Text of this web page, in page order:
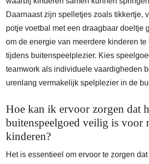
Daarnaast zijn spelletjes zoals tikkertje,
potje voetbal met een draagbaar doeltje
om de energie van meerdere kinderen te
tijdens buitenspeelplezier. Kies
teamwork als individuele vaardigheden
urenlang vermakelijk spelplezier in de
Hoe kan ik ervoor zorgen dat
buitenspeelgoed veilig is voor
kinderen?
Het is essentieel om ervoor te zorgen dat